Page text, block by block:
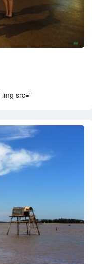
img src="